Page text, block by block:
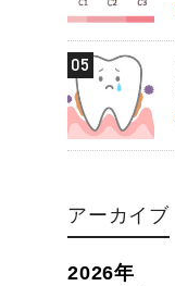
05
アーカイブ
2026年